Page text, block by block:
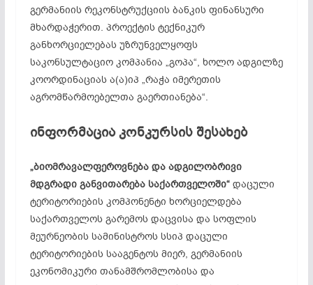
გერმანიის რეკონსტრუქციის ბანკის ფინანსური
მხარდაჭერით. პროექტის ტექნიკურ
განხორციელებას უზრუნველყოფს
საკონსულტაციო კომპანია „გოპა“, ხოლო ადგილზე
კოორდინაციას ა(ა)იპ „რაჭა იმერეთის
აგრომწარმოებელთა გაერთიანება“.
ინფორმაცია კონკურსის შესახებ
„ბიომრავალფეროვნება და ადგილობრივი
მდგრადი განვითარება საქართველოში“დაცული
ტერიტორიების კომპონენტი ხორციელდება
საქართველოს გარემოს დაცვისა და სოფლის
მეურნეობის სამინისტროს სსიპ დაცული
ტერიტორიების სააგენტოს მიერ, გერმანიის
ეკონომიკური თანამშრომლობისა და